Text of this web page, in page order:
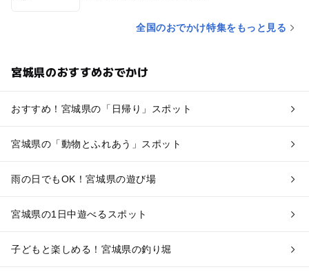
全国のおでかけ特集をもっと見る
宮城県のおすすめおでかけ
おすすめ！宮城県の「日帰り」スポット
宮城県の「動物とふれあう」スポット
雨の日でもOK！宮城県の遊び場
宮城県の1日中遊べるスポット
子どもと楽しめる！宮城県の釣り堀